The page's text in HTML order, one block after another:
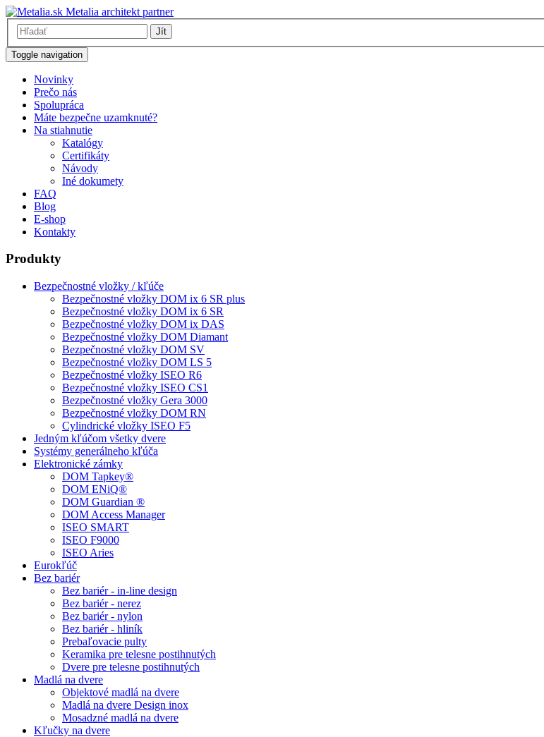
Metalia architekt partner
Jít
Toggle navigation
Novinky
Prečo nás
Spolupráca
Máte bezpečne uzamknuté?
Na stiahnutie
Katalógy
Certifikáty
Návody
Iné dokumety
FAQ
Blog
E-shop
Kontakty
Produkty
Bezpečnostné vložky / kľúče
Bezpečnostné vložky DOM ix 6 SR plus
Bezpečnostné vložky DOM ix 6 SR
Bezpečnostné vložky DOM ix DAS
Bezpečnostné vložky DOM Diamant
Bezpečnostné vložky DOM SV
Bezpečnostné vložky DOM LS 5
Bezpečnostné vložky ISEO R6
Bezpečnostné vložky ISEO CS1
Bezpečnostné vložky Gera 3000
Bezpečnostné vložky DOM RN
Cylindrické vložky ISEO F5
Jedným kľúčom všetky dvere
Systémy generálneho kľúča
Elektronické zámky
DOM Tapkey®
DOM ENiQ®
DOM Guardian ®
DOM Access Manager
ISEO SMART
ISEO F9000
ISEO Aries
Eurokľúč
Bez bariér
Bez bariér - in-line design
Bez bariér - nerez
Bez bariér - nylon
Bez bariér - hliník
Prebaľovacie pulty
Keramika pre telesne postihnutých
Dvere pre telesne postihnutých
Madlá na dvere
Objektové madlá na dvere
Madlá na dvere Design inox
Mosadzné madlá na dvere
Kľučky na dvere